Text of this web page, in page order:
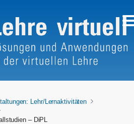
Lehr/Lernaktivitäten
– DiPL